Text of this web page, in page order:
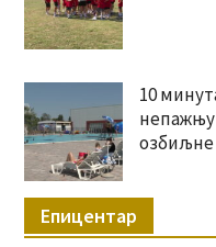
10
озбиљне
Епицентар